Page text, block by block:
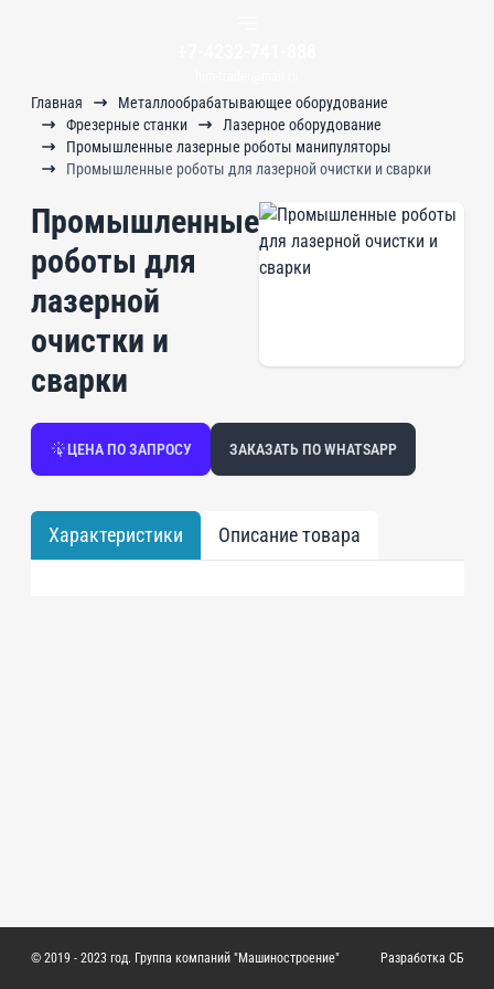
Главная
Металлообрабатывающее оборудование
Фрезерные станки
Лазерное оборудование
Промышленные лазерные роботы манипуляторы
Промышленные роботы для лазерной очистки и сварки
Промышленные
роботы для
лазерной
очистки и
сварки
ЦЕНА ПО ЗАПРОСУ ЗАКАЗАТЬ ПО WHATSAPP
Характеристики Описание товара
© 2019 - 2023 год. Группа компаний "Машиностроение" Разработка СБ